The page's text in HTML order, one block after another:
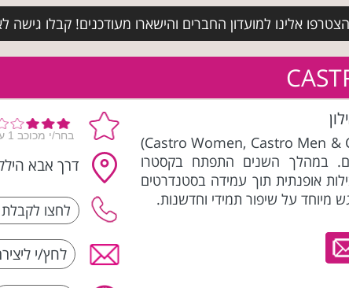
הצטרפו אלינו למועדון החברים והישארו מעודכנים! קבלו גישה
קסטרו (Castro Women, Castro Men & Castro Kids)
במהלך השנים התפתח בקסטרו
אופנתית תוך עמידה בסטנדרטים
מיוחד על שיפור תמידי וחדשנות.
דרך אבא הילל 301, רמת
לחץ/י